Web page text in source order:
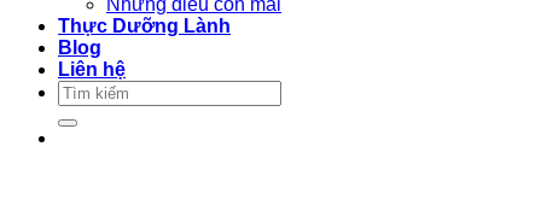
Những điều còn mãi
Thực Dưỡng Lành
Blog
Liên hệ
Tìm
kiếm: